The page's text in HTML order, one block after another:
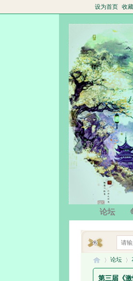
设为首页 收
论坛
论坛
第三届《激